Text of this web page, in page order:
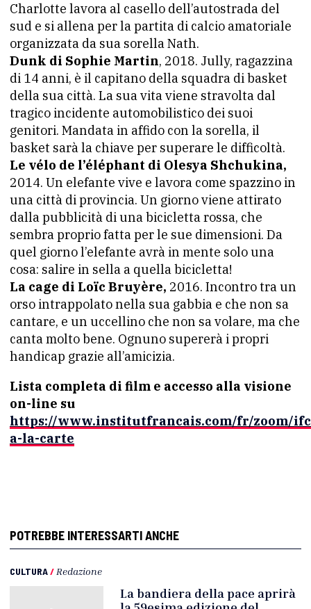
Charlotte lavora al casello dell’autostrada del
sud e si allena per la partita di calcio amatoriale
organizzata da sua sorella Nath.
Dunk di Sophie Martin, 2018. Jully, ragazzina
di 14 anni, è il capitano della squadra di basket
della sua città. La sua vita viene stravolta dal
tragico incidente automobilistico dei suoi
genitori. Mandata in affido con la sorella, il
basket sarà la chiave per superare le difficoltà.
Le vélo de l’éléphant di Olesya Shchukina,
2014. Un elefante vive e lavora come spazzino in
una città di provincia. Un giorno viene attirato
dalla pubblicità di una bicicletta rossa, che
sembra proprio fatta per le sue dimensioni. Da
quel giorno l’elefante avrà in mente solo una
cosa: salire in sella a quella bicicletta!
La cage di Loïc Bruyère, 2016. Incontro tra un
orso intrappolato nella sua gabbia e che non sa
cantare, e un uccellino che non sa volare, ma che
canta molto bene. Ognuno supererà i propri
handicap grazie all’amicizia.
Lista completa di film e accesso alla visione
on-line su
https://www.institutfrancais.com/fr/zoom/
a-la-carte
POTREBBE INTERESSARTI ANCHE
CULTURA/ Redazione
La bandiera della pace aprirà